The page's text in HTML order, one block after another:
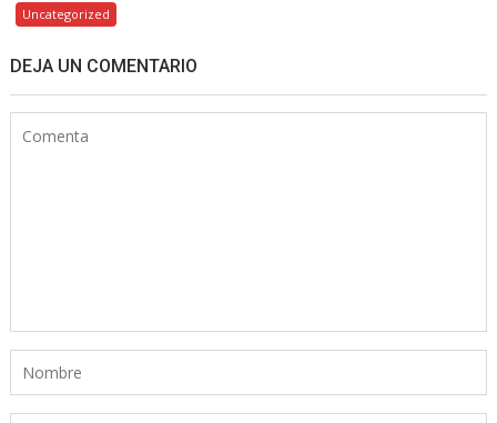
Uncategorized
DEJA UN COMENTARIO